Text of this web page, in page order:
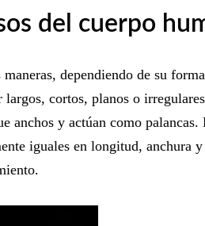
del cuerpo
dependiendo de su
cortos, planos o
anchos y actúan como palancas.
iguales en longitud, anchura y